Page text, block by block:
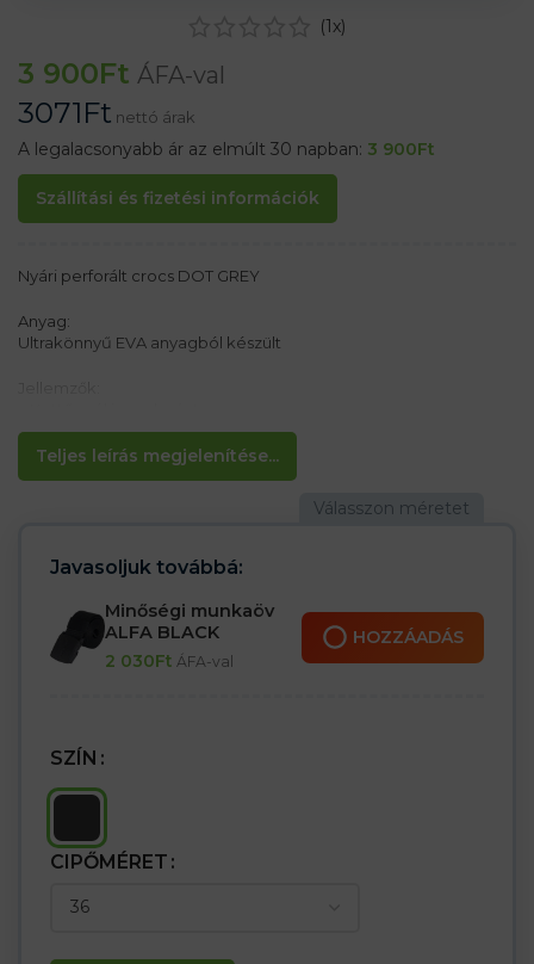
(1x)
3 900Ft ÁFA-val
3071Ft nettó árak
A legalacsonyabb ár az elmúlt 30 napban: 3 900Ft
Szállítási és fizetési információk
Teljes leírás megjelenítése...
Nyári perforált crocs DOT GREY
Anyag:
Ultrakönnyű EVA anyagból készült
– A lyukak biztosítják a levegő keringését
– Csúszásmentes talp
– Az öntött talp kényelmes használatot biztosít
Javasoljuk továbbá:
Minőségi munkaöv
ALFA BLACK
2 030Ft ÁFA-val
HOZZÁADÁS
SZÍN
CIPŐMÉRET